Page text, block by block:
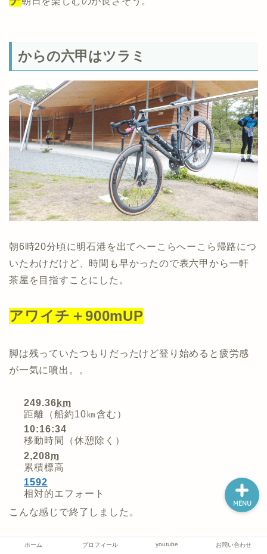
からの六甲はツラミ
朝6時20分頃に明石港を出てへーこらへーこら帰路につ
いたわけだけど、時間も早かったので表六甲から一軒
茶屋を目指すことにした。
アワイチ＋900mUP
脚は残っていたつもりだったけど登り始めると疲労感
が一気に噴出。。
249.36 km
距離（船約10㎞含む）
10:16:34
移動時間（休憩除く）
2,208m
累積標高
1592
相対的エフォート
こんな感じで終了しました。
ホーム プロフィール youtube お問い合わせ
MENU